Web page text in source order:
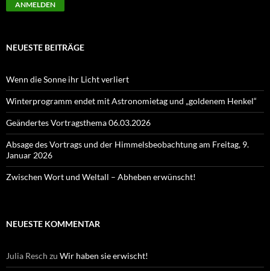
NEUESTE BEITRÄGE
Wenn die Sonne ihr Licht verliert
Winterprogramm endet mit Astronomietag und „goldenem Henkel“
Geändertes Vortragsthema 06.03.2026
Absage des Vortrags und der Himmelsbeobachtung am Freitag, 9.
Januar 2026
Zwischen Wort und Weltall – Abheben erwünscht!
NEUESTE KOMMENTAR
Julia Resch zu Wir haben sie erwischt!